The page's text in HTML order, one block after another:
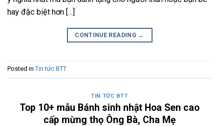
hay đặc biệt hơn […]
CONTINUE READING →
Posted inTin tức BTT
TIN TỨC BTT
Top 10+ mẫu Bánh sinh nhật Hoa Sen cao
cấp mừng thọ Ông Bà, Cha Mẹ